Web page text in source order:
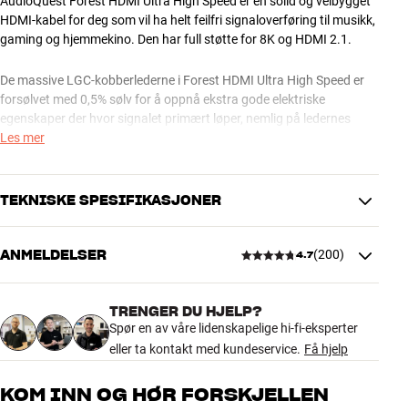
HDMI-kabel for deg som vil ha helt feilfri signaloverføring til musikk,
gaming og hjemmekino. Den har full støtte for 8K og HDMI 2.1.
De massive LGC-kobberlederne i Forest HDMI Ultra High Speed er
forsølvet med 0,5% sølv for å oppnå ekstra gode elektriske
egenskaper der hvor signalet primært løper, nemlig på ledernes
overflate. LGC er en eksklusiv kobberkvalitet med bedre elektriske
brukes i mange konkurrerende produkter. Du får også AudioQuests
unike NDS-skjerming (Noise Dissipation System), som beskytter den
HDMI 2.1 OG 8K – NYE BILDEMEDIER, NYE MULIGHETER OG
NYE KRAV
HDMI-kabelen overfører strømmen av høyoppløste lyd- og
hjemmekinoreceiver. Med HDMI 2.1 og 8K-oppløsning er det
Les mer
TEKNISKE SPESIFIKASJONER
TILKOBLINGER
Støpsel HDMI
PRODUKTDATA
Ethernet-kompatibel
Ja
ANMELDELSER 4.7(200)
4.7
TRENGER DU HJELP?
Spør en av våre lidenskapelige hi-fi-eksperter
eller ta kontakt med kundeservice. Få hjelp
KOM INN OG HØR FORSKJELLEN